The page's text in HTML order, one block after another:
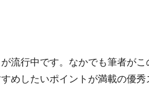
流行中です。なかでも筆者がこ
めしたいポイントが満載の優秀